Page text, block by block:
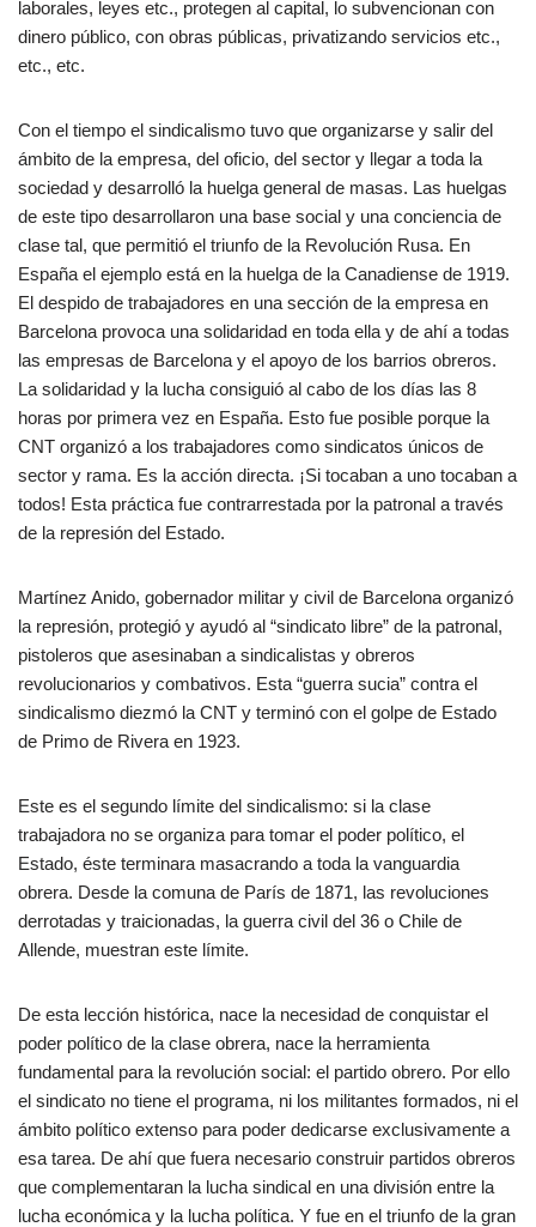
laborales, leyes etc., protegen al capital, lo subvencionan con
dinero público, con obras públicas, privatizando servicios etc.,
etc., etc.
Con el tiempo el sindicalismo tuvo que organizarse y salir del
ámbito de la empresa, del oficio, del sector y llegar a toda la
sociedad y desarrolló la huelga general de masas. Las huelgas
de este tipo desarrollaron una base social y una conciencia de
clase tal, que permitió el triunfo de la Revolución Rusa. En
España el ejemplo está en la huelga de la Canadiense de 1919.
El despido de trabajadores en una sección de la empresa en
Barcelona provoca una solidaridad en toda ella y de ahí a todas
las empresas de Barcelona y el apoyo de los barrios obreros.
La solidaridad y la lucha consiguió al cabo de los días las 8
horas por primera vez en España. Esto fue posible porque la
CNT organizó a los trabajadores como sindicatos únicos de
sector y rama. Es la acción directa. ¡Si tocaban a uno tocaban a
todos! Esta práctica fue contrarrestada por la patronal a través
de la represión del Estado.
Martínez Anido, gobernador militar y civil de Barcelona organizó
la represión, protegió y ayudó al “sindicato libre” de la patronal,
pistoleros que asesinaban a sindicalistas y obreros
revolucionarios y combativos. Esta “guerra sucia” contra el
sindicalismo diezmó la CNT y terminó con el golpe de Estado
de Primo de Rivera en 1923.
Este es el segundo límite del sindicalismo: si la clase
trabajadora no se organiza para tomar el poder político, el
Estado, éste terminara masacrando a toda la vanguardia
obrera. Desde la comuna de París de 1871, las revoluciones
derrotadas y traicionadas, la guerra civil del 36 o Chile de
Allende, muestran este límite.
De esta lección histórica, nace la necesidad de conquistar el
poder político de la clase obrera, nace la herramienta
fundamental para la revolución social: el partido obrero. Por ello
el sindicato no tiene el programa, ni los militantes formados, ni el
ámbito político extenso para poder dedicarse exclusivamente a
esa tarea. De ahí que fuera necesario construir partidos obreros
que complementaran la lucha sindical en una división entre la
lucha económica y la lucha política. Y fue en el triunfo de la gran